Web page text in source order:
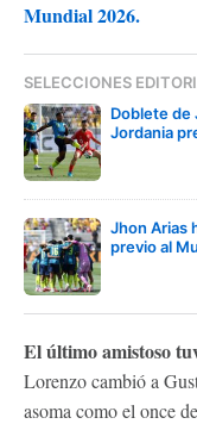
Mundial 2026.
SELECCIONES
Doblete de
Jordania
Jhon Arias
previo al
El último amistoso
Lorenzo cambió a
asoma como el once